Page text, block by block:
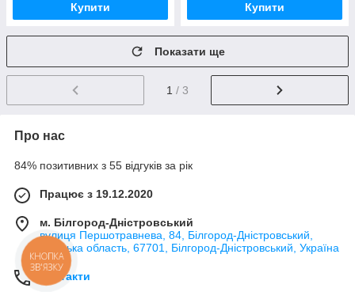
Купити Купити
Показати ще
1 / 3
Про нас
84% позитивних з 55 відгуків за рік
Працює з 19.12.2020
м. Білгород-Дністровський
вулиця Першотравнева, 84, Білгород-Дністровський,
Одеська область, 67701, Білгород-Дністровський, Україна
Контакти
КНОПКА
ЗВ'ЯЗКУ